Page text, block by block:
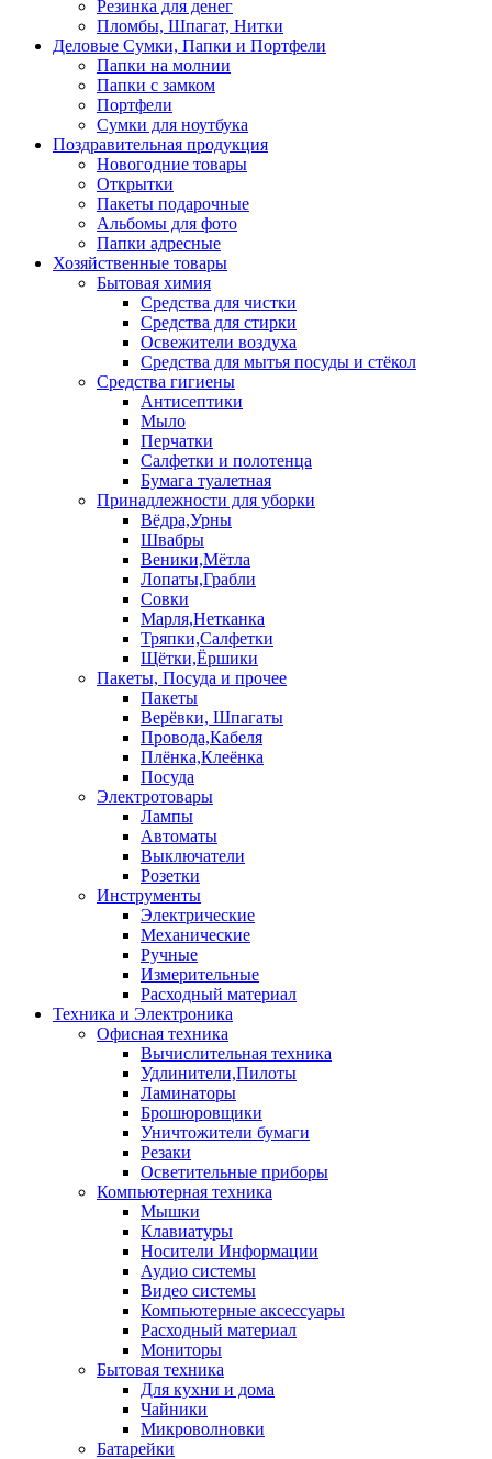
Резинка для денег
Пломбы, Шпагат, Нитки
Деловые Сумки, Папки и Портфели
Папки на молнии
Папки с замком
Портфели
Сумки для ноутбука
Поздравительная продукция
Новогодние товары
Открытки
Пакеты подарочные
Альбомы для фото
Папки адресные
Хозяйственные товары
Бытовая химия
Средства для чистки
Средства для стирки
Освежители воздуха
Средства для мытья посуды и стёкол
Средства гигиены
Антисептики
Мыло
Перчатки
Салфетки и полотенца
Бумага туалетная
Принадлежности для уборки
Вёдра,Урны
Швабры
Веники,Мётла
Лопаты,Грабли
Совки
Марля,Нетканка
Тряпки,Салфетки
Щётки,Ёршики
Пакеты, Посуда и прочее
Пакеты
Верёвки, Шпагаты
Провода,Кабеля
Плёнка,Клеёнка
Посуда
Электротовары
Лампы
Автоматы
Выключатели
Розетки
Инструменты
Электрические
Механические
Ручные
Измерительные
Расходный материал
Техника и Электроника
Офисная техника
Вычислительная техника
Удлинители,Пилоты
Ламинаторы
Брошюровщики
Уничтожители бумаги
Резаки
Осветительные приборы
Компьютерная техника
Мышки
Клавиатуры
Носители Информации
Аудио системы
Видео системы
Компьютерные аксессуары
Расходный материал
Мониторы
Бытовая техника
Для кухни и дома
Чайники
Микроволновки
Батарейки